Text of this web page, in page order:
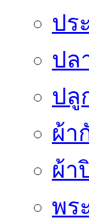
ปร
ปล
ปลู
ผ้า
ผ้า
พร